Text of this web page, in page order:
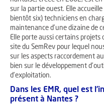
sur la partie ouest. Elle
bientôt six) techniciens en
maintenance d’une dizaine de
Elle porte aussi certains projets
site du SemRev pour lequel
sur les aspects raccordement
bien sur le développement
d’exploitation.
Dans les EMR, quel est
présent à Nantes ?